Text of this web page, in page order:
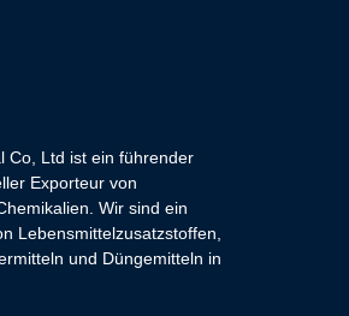
Co, Ltd ist ein führender
Exporteur von
Wir sind ein
Lebensmittelzusatzstoffen,
und Düngemitteln in